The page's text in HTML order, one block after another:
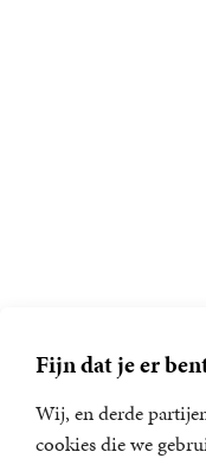
Fijn dat je er
Wij, en derde
cookies die we